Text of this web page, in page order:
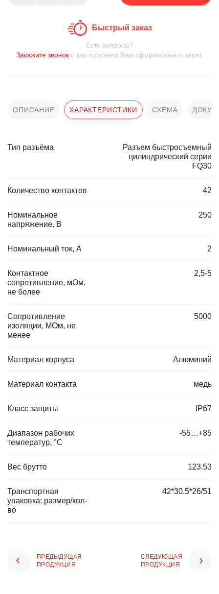
Быстрый заказ
Есть вопросы?
Закажите звоноки мы поможем Вам сформировать заказ.
ОПИСАНИЕ ХАРАКТЕРИСТИКИ СХЕМА
Тип разъёма
Разъем быстросъемный
цилиндрический серии
FQ30
Количество контактов 42
Номинальное
напряжение, В
250
Номинальный ток, А 2
Контактное
сопротивление, мОм,
не более
2,5-5
Сопротивление
изоляции, МОм, не
менее
5000
Материал корпуса Алюминий
Материал контакта медь
Класс защиты IP67
Диапазон рабочих
температур, °C
-55…+85
Вес брутто 123.53
Транспортная
упаковка: размер/кол-
во
42*30.5*26/51
ПРЕДЫДУЩАЯ
ПРОДУКЦИЯ
СЛЕДУЮЩАЯ
ПРОДУКЦИЯ